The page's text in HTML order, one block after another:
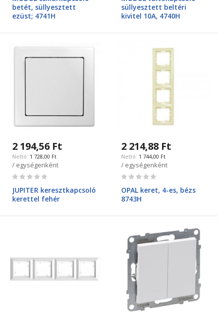
betét, süllyesztett
ezüst; 4741H
süllyesztett beltéri
kivitel 10A, 4740H
2 194,56 Ft
1 728,00 Ft
/ egységenként
Rating:
JUPITER keresztkapcsoló
kerettel fehér
2 214,88 Ft
1 744,00 Ft
/ egységenként
Rating:
OPAL keret, 4-es, bézs
8743H